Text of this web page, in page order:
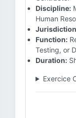
Discipline:
Human
Function:
Testing, or
Duration:
Exercice